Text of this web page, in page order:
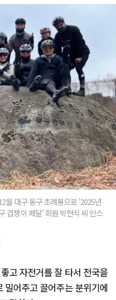
월 대구 동구 초례봉으로 '2025년
겁쟁이 페달' 회원 박현식 씨 인스
고 자전거를 잘 타서 전국을
밀어주고 끌어주는 분위기에